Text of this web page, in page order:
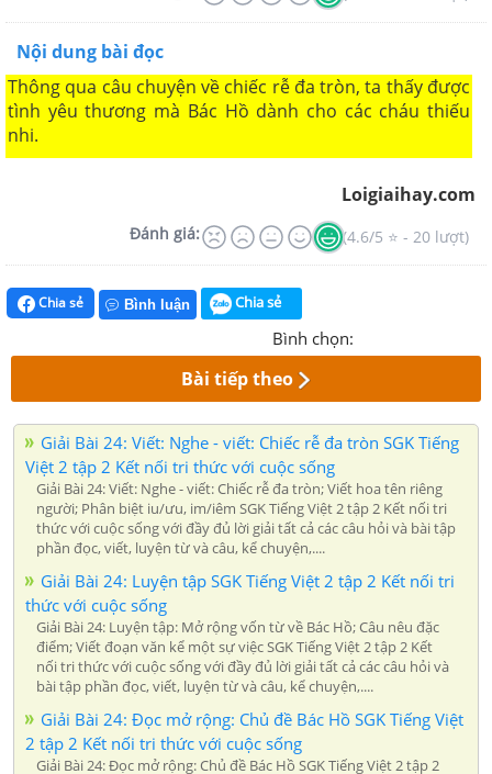
Nội dung bài đọc
Thông qua câu chuyện về chiếc rễ đa tròn, ta thấy được
tình yêu thương mà Bác Hồ dành cho các cháu thiếu
nhi.
Loigiaihay.com
Đánh giá: (4.6/5 ⭐ - 20 lượt)
Chia sẻ Bình luận Chia sẻ
Bình chọn:
Bài tiếp theo
Giải Bài 24: Viết: Nghe - viết: Chiếc rễ đa tròn SGK Tiếng
Việt 2 tập 2 Kết nối tri thức với cuộc sống
Giải Bài 24: Viết: Nghe - viết: Chiếc rễ đa tròn; Viết hoa tên riêng
người; Phân biệt iu/ưu, im/iêm SGK Tiếng Việt 2 tập 2 Kết nối tri
thức với cuộc sống với đầy đủ lời giải tất cả các câu hỏi và bài tập
phần đọc, viết, luyện từ và câu, kể chuyện,....
Giải Bài 24: Luyện tập SGK Tiếng Việt 2 tập 2 Kết nối tri
thức với cuộc sống
Giải Bài 24: Luyện tập: Mở rộng vốn từ về Bác Hồ; Câu nêu đặc
điểm; Viết đoạn văn kể một sự việc SGK Tiếng Việt 2 tập 2 Kết
nối tri thức với cuộc sống với đầy đủ lời giải tất cả các câu hỏi và
bài tập phần đọc, viết, luyện từ và câu, kể chuyện,....
Giải Bài 24: Đọc mở rộng: Chủ đề Bác Hồ SGK Tiếng Việt
2 tập 2 Kết nối tri thức với cuộc sống
Giải Bài 24: Đọc mở rộng: Chủ đề Bác Hồ SGK Tiếng Việt 2 tập 2